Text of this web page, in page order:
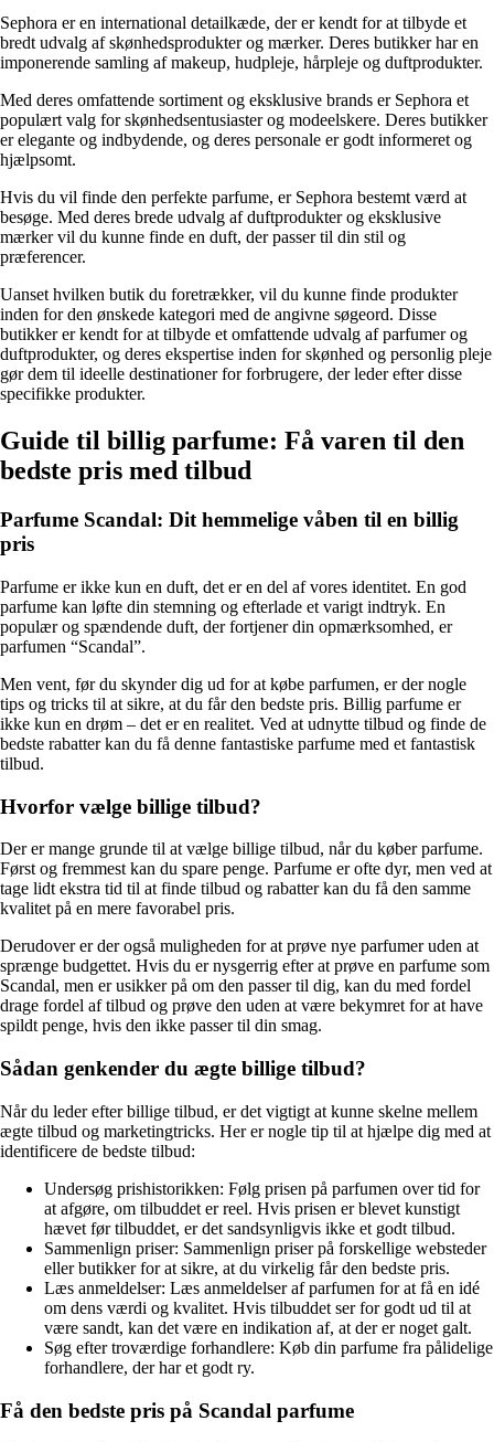
Sephora er en international detailkæde, der er kendt for at tilbyde et
bredt udvalg af skønhedsprodukter og mærker. Deres butikker har en
imponerende samling af makeup, hudpleje, hårpleje og duftprodukter.
Med deres omfattende sortiment og eksklusive brands er Sephora et
populært valg for skønhedsentusiaster og modeelskere. Deres butikker
er elegante og indbydende, og deres personale er godt informeret og
hjælpsomt.
Hvis du vil finde den perfekte parfume, er Sephora bestemt værd at
besøge. Med deres brede udvalg af duftprodukter og eksklusive
mærker vil du kunne finde en duft, der passer til din stil og
præferencer.
Uanset hvilken butik du foretrækker, vil du kunne finde produkter
inden for den ønskede kategori med de angivne søgeord. Disse
butikker er kendt for at tilbyde et omfattende udvalg af parfumer og
duftprodukter, og deres ekspertise inden for skønhed og personlig pleje
gør dem til ideelle destinationer for forbrugere, der leder efter disse
specifikke produkter.
Guide til billig parfume: Få varen til den
bedste pris med tilbud
Parfume Scandal: Dit hemmelige våben til en billig
pris
Parfume er ikke kun en duft, det er en del af vores identitet. En god
parfume kan løfte din stemning og efterlade et varigt indtryk. En
populær og spændende duft, der fortjener din opmærksomhed, er
parfumen “Scandal”.
Men vent, før du skynder dig ud for at købe parfumen, er der nogle
tips og tricks til at sikre, at du får den bedste pris. Billig parfume er
ikke kun en drøm – det er en realitet. Ved at udnytte tilbud og finde de
bedste rabatter kan du få denne fantastiske parfume med et fantastisk
tilbud.
Hvorfor vælge billige tilbud?
Der er mange grunde til at vælge billige tilbud, når du køber parfume.
Først og fremmest kan du spare penge. Parfume er ofte dyr, men ved at
tage lidt ekstra tid til at finde tilbud og rabatter kan du få den samme
kvalitet på en mere favorabel pris.
Derudover er der også muligheden for at prøve nye parfumer uden at
sprænge budgettet. Hvis du er nysgerrig efter at prøve en parfume som
Scandal, men er usikker på om den passer til dig, kan du med fordel
drage fordel af tilbud og prøve den uden at være bekymret for at have
spildt penge, hvis den ikke passer til din smag.
Sådan genkender du ægte billige tilbud?
Når du leder efter billige tilbud, er det vigtigt at kunne skelne mellem
ægte tilbud og marketingtricks. Her er nogle tip til at hjælpe dig med at
identificere de bedste tilbud:
Undersøg prishistorikken: Følg prisen på parfumen over tid for
at afgøre, om tilbuddet er reel. Hvis prisen er blevet kunstigt
hævet før tilbuddet, er det sandsynligvis ikke et godt tilbud.
Sammenlign priser: Sammenlign priser på forskellige websteder
eller butikker for at sikre, at du virkelig får den bedste pris.
Læs anmeldelser: Læs anmeldelser af parfumen for at få en idé
om dens værdi og kvalitet. Hvis tilbuddet ser for godt ud til at
være sandt, kan det være en indikation af, at der er noget galt.
Søg efter troværdige forhandlere: Køb din parfume fra pålidelige
forhandlere, der har et godt ry.
Få den bedste pris på Scandal parfume